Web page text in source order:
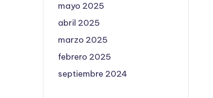
mayo 2025
abril 2025
marzo 2025
febrero 2025
septiembre 2024